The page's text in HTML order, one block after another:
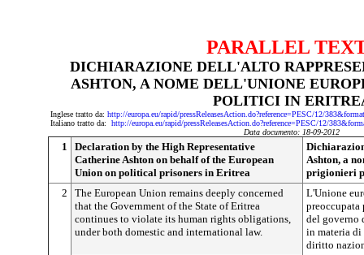
PARALLEL
DICHIARAZIONE DELL'ALTO
ASHTON, A NOME DELL'UNIONE
POLITICI IN
Inglese tratto da: http://europa.eu/rapid/pressReleasesAction.do?reference=PESC/12/
Italiano tratto da: http://europa.eu/rapid/pressReleasesAction.do?reference=PESC/12/
Data documento: 18-09-2012
1
Declaration by the High Representative
Catherine Ashton on behalf of the European
Union on political prisoners in Eritrea
Ashton, a
prigionieri
2
The European Union remains deeply concerned
that the Government of the State of Eritrea
continues to violate its human rights obligations,
under both domestic and international law.
L'Unione
preoccupata
del governo
in materia
diritto